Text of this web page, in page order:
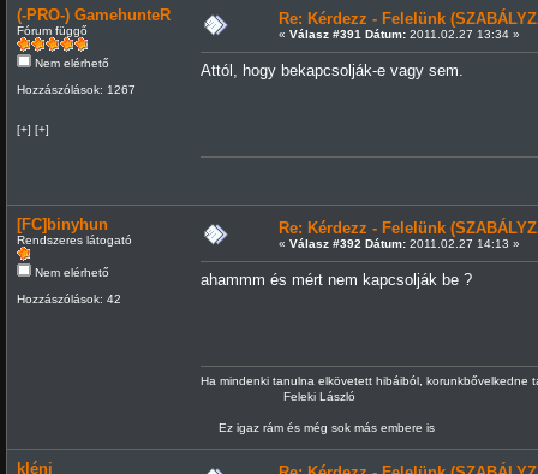
(-PRO-) GamehunteR
Fórum függő
Nem elérhető
Hozzászólások: 1267
[+] [+]
Re: Kérdezz - Felelünk
« Válasz #391 Dátum:2011.02.27 13:34 »
Attól, hogy bekapcsolják-e vagy sem.
[FC]binyhun
Rendszeres látogató
Nem elérhető
Hozzászólások: 42
Re: Kérdezz - Felelünk
« Válasz #392 Dátum:2011.02.27 14:13 »
ahammm és mért nem kapcsolják be ?
Ha mindenki tanulna elkövetett hibáiból, korunkbővelkedne
Feleki László
Ez igaz rám és még sok más embere is
kléni